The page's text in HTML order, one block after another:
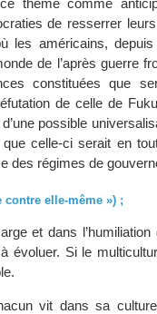
thème comme
de resserrer
les américains, depuis
de l’après guerre
constituées que
de celle de
possible
celle-ci serait en
des régimes de
contre elle-même ») ;
et dans l’humiliation
évoluer. Si le
vit dans sa